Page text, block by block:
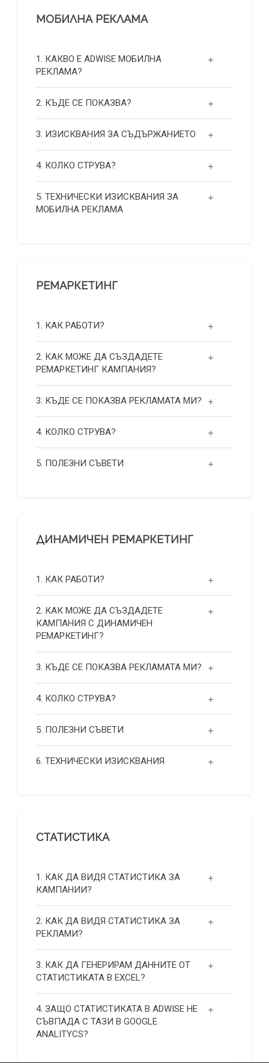
МОБИЛНА РЕКЛАМА
1. КАКВО Е ADWISE МОБИЛНА
РЕКЛАМА?
2. КЪДЕ СЕ ПОКАЗВА?
3. ИЗИСКВАНИЯ ЗА СЪДЪРЖАНИЕТО
4. КОЛКО СТРУВА?
5. ТЕХНИЧЕСКИ ИЗИСКВАНИЯ ЗА
МОБИЛНА РЕКЛАМА
РЕМАРКЕТИНГ
1. КАК РАБОТИ?
2. КАК МОЖЕ ДА СЪЗДАДЕТЕ
РЕМАРКЕТИНГ КАМПАНИЯ?
3. КЪДЕ СЕ ПОКАЗВА РЕКЛАМАТА МИ?
4. КОЛКО СТРУВА?
5. ПОЛЕЗНИ СЪВЕТИ
ДИНАМИЧЕН РЕМАРКЕТИНГ
1. КАК РАБОТИ?
2. КАК МОЖЕ ДА СЪЗДАДЕТЕ
КАМПАНИЯ С ДИНАМИЧЕН
РЕМАРКЕТИНГ?
3. КЪДЕ СЕ ПОКАЗВА РЕКЛАМАТА МИ?
4. КОЛКО СТРУВА?
5. ПОЛЕЗНИ СЪВЕТИ
6. ТЕХНИЧЕСКИ ИЗИСКВАНИЯ
СТАТИСТИКА
1. КАК ДА ВИДЯ СТАТИСТИКА ЗА
КАМПАНИИ?
2. КАК ДА ВИДЯ СТАТИСТИКА ЗА
РЕКЛАМИ?
3. КАК ДА ГЕНЕРИРАМ ДАННИТЕ ОТ
СТАТИСТИКАТА В EXCEL?
4. ЗАЩО СТАТИСТИКАТА В ADWISE НЕ
СЪВПАДА С ТАЗИ В GOOGLE
ANALITYCS?